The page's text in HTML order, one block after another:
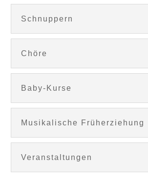
Schnuppern
Chöre
Baby-Kurse
Musikalische Früherziehung
Veranstaltungen